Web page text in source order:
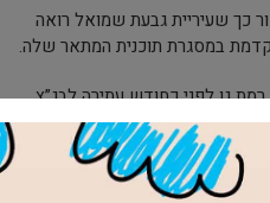
כך שעיריית גבעת שמואל רואה
במסגרת תוכנית המתאר שלה.
גן לפני כחודש עתירה לבג”צ
בר אילן, בטענה כי יש לדחות לאחר
המוניציפלי של אוניברסיטת בר
בהתנהלות וועדת הגבולות
. כאמור,